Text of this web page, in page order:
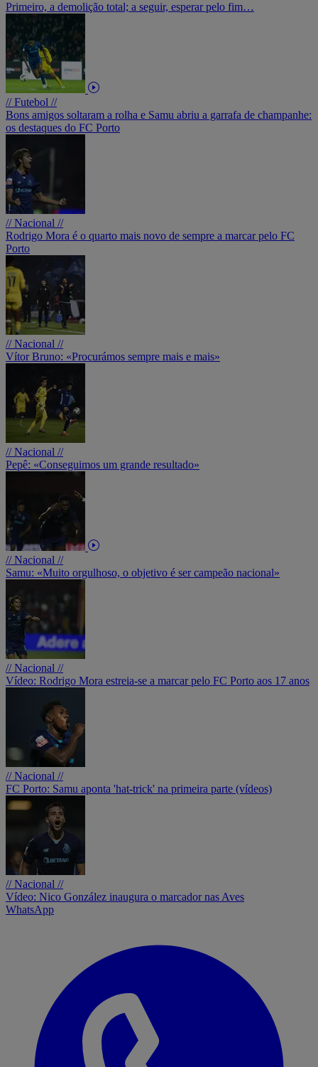
Primeiro, a demolição total; a seguir, esperar pelo fim…
// Futebol //
Bons amigos soltaram a rolha e Samu abriu a garrafa de champanhe:
os destaques do FC Porto
// Nacional //
Rodrigo Mora é o quarto mais novo de sempre a marcar pelo FC
Porto
// Nacional //
Vítor Bruno: «Procurámos sempre mais e mais»
// Nacional //
Pepê: «Conseguimos um grande resultado»
// Nacional //
Samu: «Muito orgulhoso, o objetivo é ser campeão nacional»
// Nacional //
Vídeo: Rodrigo Mora estreia-se a marcar pelo FC Porto aos 17 anos
// Nacional //
FC Porto: Samu aponta 'hat-trick' na primeira parte (vídeos)
// Nacional //
Vídeo: Nico González inaugura o marcador nas Aves
WhatsApp